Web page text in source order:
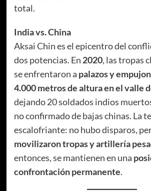
total.
India vs. China
Aksai Chin es el epicentro del
dos potencias. En 2020, las tropas
se enfrentaron a palazos y
4.000 metros de altura en el valle
dejando 20 soldados indios
no confirmado de bajas chinas. La
escalofriante: no hubo disparos,
movilizaron tropas y artillería
entonces, se mantienen en una
confrontación permanente.